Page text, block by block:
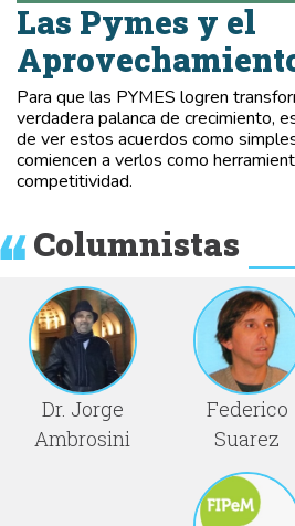
Las Pymes y el
Para que las PYMES logren
verdadera palanca de crecimiento,
de ver estos acuerdos como
comiencen a verlos como
competitividad.
Columnistas
Dr. Jorge
Ambrosini
Federico
Suarez